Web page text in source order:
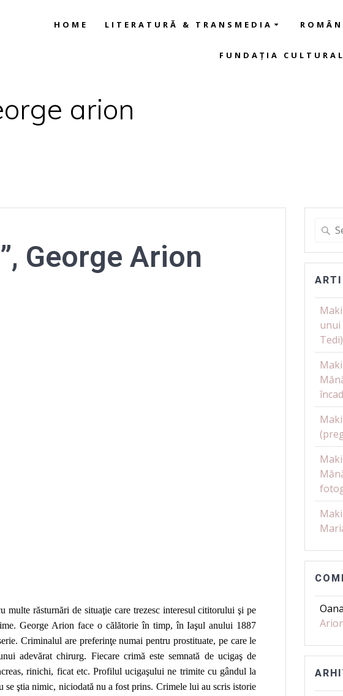
HOME LITERATURĂ & TRANSMEDIA
FUNDAȚIA
arion
George Arion
multe răsturnări de situaţie care trezesc interesul cititorului şi pe
George Arion face o călătorie în timp, în Iaşul anului 1887
Criminalul are preferinţe numai pentru prostituate, pe care le
adevărat chirurg. Fiecare crimă este semnată de ucigaş de
rinichi, ficat etc. Profilul ucigaşului ne trimite cu gândul la
se ştia nimic, niciodată nu a fost prins. Crimele lui au scris istorie
Search
unui
Tedi)